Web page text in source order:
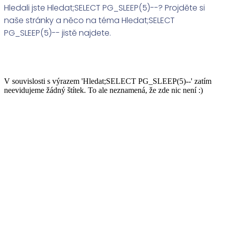
Hledali jste Hledat;SELECT PG_SLEEP(5)--? Projděte si
naše stránky a něco na téma Hledat;SELECT
PG_SLEEP(5)-- jistě najdete.
V souvislosti s výrazem 'Hledat;SELECT PG_SLEEP(5)--' zatím
neevidujeme žádný štítek. To ale neznamená, že zde nic není :)